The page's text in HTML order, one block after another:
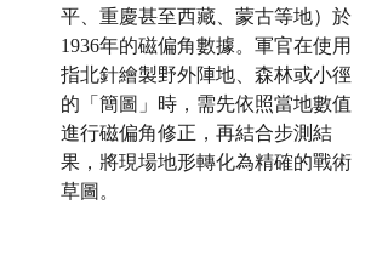
平、重慶甚至西藏、蒙古等地）於
1936年的磁偏角數據。軍官在使用
指北針繪製野外陣地、森林或小徑
的「簡圖」時，需先依照當地數值
進行磁偏角修正，再結合步測結
果，將現場地形轉化為精確的戰術
草圖。